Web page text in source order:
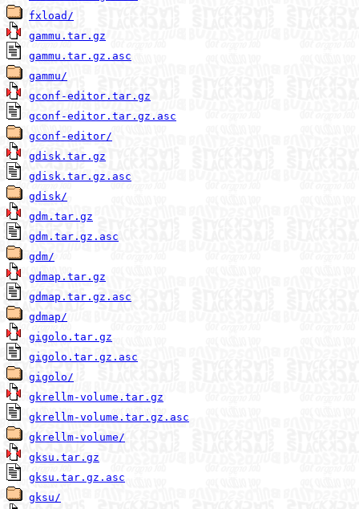
fxload/
gammu.tar.gz
gammu.tar.gz.asc
gammu/
gconf-editor.tar.gz
gconf-editor.tar.gz.asc
gconf-editor/
gdisk.tar.gz
gdisk.tar.gz.asc
gdisk/
gdm.tar.gz
gdm.tar.gz.asc
gdm/
gdmap.tar.gz
gdmap.tar.gz.asc
gdmap/
gigolo.tar.gz
gigolo.tar.gz.asc
gigolo/
gkrellm-volume.tar.gz
gkrellm-volume.tar.gz.asc
gkrellm-volume/
gksu.tar.gz
gksu.tar.gz.asc
gksu/